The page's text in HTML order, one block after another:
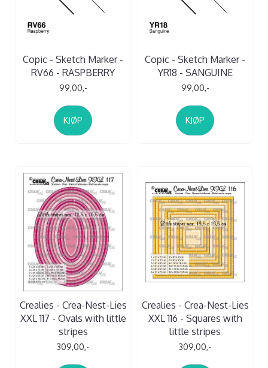
Copic - Sketch Marker -
RV66 - RASPBERRY
99,00,-
KJØP
Copic - Sketch Marker -
YR18 - SANGUINE
99,00,-
KJØP
Crealies - Crea-Nest-Lies
XXL 117 - Ovals with little
stripes
309,00,-
Crealies - Crea-Nest-Lies
XXL 116 - Squares with
little stripes
309,00,-